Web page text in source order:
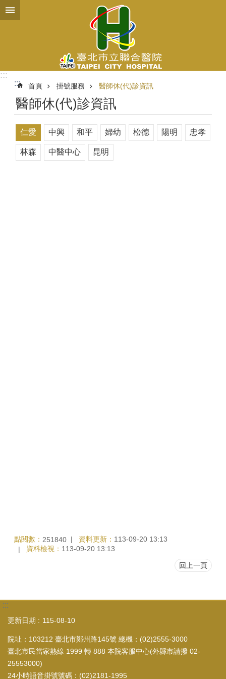
跳到主要內容區塊
:::
:::
首頁 掛號服務 醫師休(代)診資訊
醫師休(代)診資訊
仁愛 中興 和平 婦幼 松德 陽明 忠孝
林森 中醫中心 昆明
點閱數： 251840 資料更新： 113-09-20 13:13
資料檢視： 113-09-20 13:13
回上一頁
:::
更新日期 115-08-10
院址：103212 臺北市鄭州路145號 總機：(02)2555-3000
臺北市民當家熱線 1999 轉 888 本院客服中心(外縣市請撥 02-
25553000)
24小時語音掛號號碼：(02)2181-1995